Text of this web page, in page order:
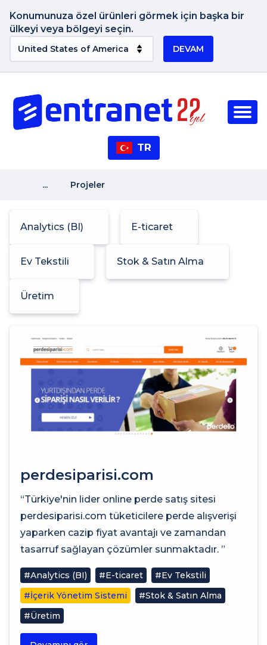
Konumunuza özel ürünleri görmek için başka bir
ülkeyi veya bölgeyi seçin.
DEVAM
TR
... Projeler
Analytics (BI) E-ticaret
Ev Tekstili Stok & Satın Alma
Üretim
perdesiparisi.com
“Türkiye'nin lider online perde satış sitesi
perdesiparisi.com tüketicilere perde alışverişi
yaparken cazip fiyat avantajı ve zamandan
tasarruf sağlayan çözümler sunmaktadır. ”
#Analytics (BI) #E-ticaret
#Ev Tekstili
#İçerik Yönetim Sistemi
#Stok & Satın Alma
#Üretim